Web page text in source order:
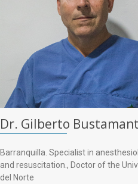
Dr. Gilberto
Barranquilla. Specialist in
and resuscitation., Doctor of the
del Norte